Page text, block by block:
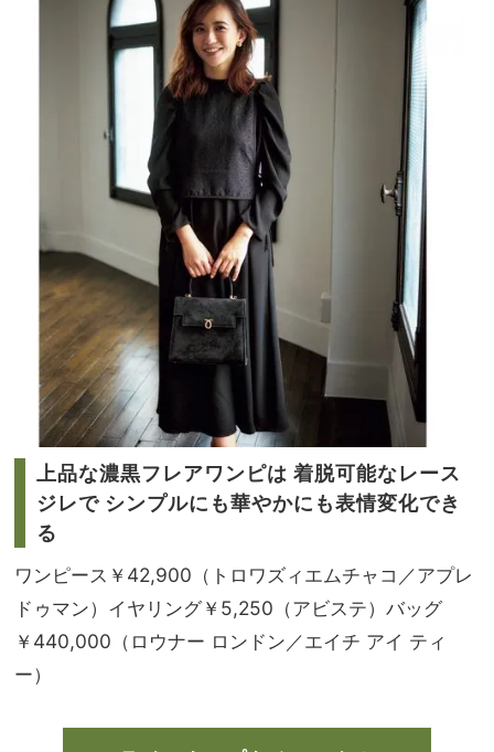
今、
NO
T A
HO
TEL
の？
」
上品な濃黒フレアワンピは 着脱可能なレース
ジレで シンプルにも華やかにも表情変化でき
る
ワンピース￥42,900（トロワズィエムチャコ／アプレ
ドゥマン）イヤリング￥5,250（アビステ）バッグ
￥440,000（ロウナー ロンドン／エイチ アイ ティ
ー）